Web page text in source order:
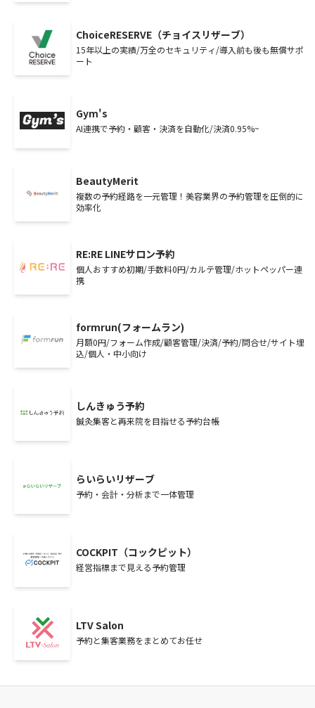
ChoiceRESERVE（チョイスリザーブ）
15年以上の実績/万全のセキュリティ/導入前も後も無償サポ
ート
Gym's
AI連携で予約・顧客・決済を自動化/決済0.95%~
BeautyMerit
複数の予約経路を一元管理！美容業界の予約管理を圧倒的に
効率化
RE:RE LINEサロン予約
個人おすすめ初期/手数料0円/カルテ管理/ホットペッパー連
携
formrun(フォームラン)
月額0円/フォーム作成/顧客管理/決済/予約/問合せ/サイト埋
込/個人・中小向け
しんきゅう予約
鍼灸集客と再来院を目指せる予約台帳
らいらいリザーブ
予約・会計・分析まで一体管理
COCKPIT（コックピット）
経営指標まで見える予約管理
LTV Salon
予約と集客業務をまとめてお任せ